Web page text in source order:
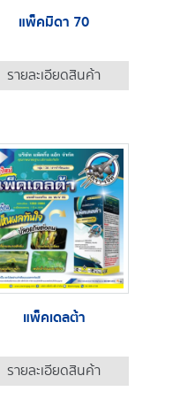
แพ็คมิดา 70
รายละเอียดสินค้า
แพ็คเดลต้า
รายละเอียดสินค้า